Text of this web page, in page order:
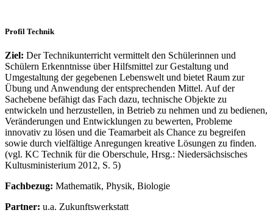
Profil Technik
Ziel: Der Technikunterricht vermittelt den Schülerinnen und
Schülern Erkenntnisse über Hilfsmittel zur Gestaltung und
Umgestaltung der gegebenen Lebenswelt und bietet Raum zur
Übung und Anwendung der entsprechenden Mittel. Auf der
Sachebene befähigt das Fach dazu, technische Objekte zu
entwickeln und herzustellen, in Betrieb zu nehmen und zu bedienen,
Veränderungen und Entwicklungen zu bewerten, Probleme
innovativ zu lösen und die Teamarbeit als Chance zu begreifen
sowie durch vielfältige Anregungen kreative Lösungen zu finden.
(vgl. KC Technik für die Oberschule, Hrsg.: Niedersächsisches
Kultusministerium 2012, S. 5)
Fachbezug: Mathematik, Physik, Biologie
Partner: u.a. Zukunftswerkstatt